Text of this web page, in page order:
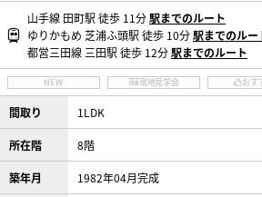
山手線 田町駅 徒歩 11分駅までのルート
ゆりかもめ 芝浦ふ頭駅 徒歩 10分駅までのルー
都営三田線 三田駅 徒歩 12分駅までのルート
NEW 現地見学会 おす
間取り 1LDK
所在階 8階
築年月 1982年04月完成